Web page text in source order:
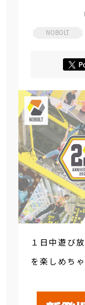
NOBOLT
１日中遊び
を楽しめち